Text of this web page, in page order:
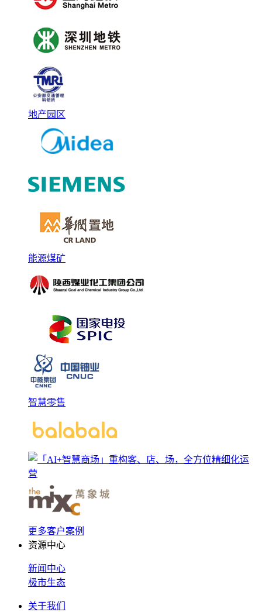
地产园区
能源煤矿
智慧零售
更多客户案例
资源中心
新闻中心
极市生态
关于我们